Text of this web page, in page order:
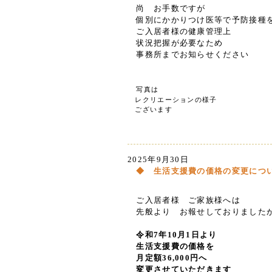
尚 お手数ですが
個別にかかりつけ医等で予防接種
ご入居者様の健康管理上
状況把握が必要なため
事務所までお知らせください
写真は
レクリエーションの様子
ございます
2025年9月30日
◆ 生活支援費の価格の変更に
ご入居者様 ご家族様へは
先般より お報せしておりました
令和7年10月1日より
生活支援費の価格を
月定額36,000円へ
変更させていただきます